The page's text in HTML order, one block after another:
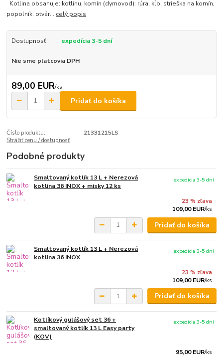
Kotlina obsahuje: kotlinu, komín (dymovod): rúra, kĺb, strieška na komín,
popolník, otvár... celý popis
Dostupnosť expedícia 3-5 dní
Nie sme platcovia DPH
89,00 EUR/ks
Pridať do košíka
Číslo produktu:
21331215LS
Strážiť cenu / dostupnosť
Podobné produkty
Smaltovaný kotlík 13 L + Nerezová
kotlina 36 INOX + misky 12 ks
23 % zľava
109,00 EUR/ks
expedícia 3-5 dní
Pridať do košíka
Smaltovaný kotlík 13 L + Nerezová
kotlina 36 INOX
23 % zľava
109,00 EUR/ks
expedícia 3-5 dní
Pridať do košíka
Kotlíkový gulášový set 36 +
smaltovaný kotlík 13 L Easy party
(KOV)
95,00 EUR/ks
expedícia 3-5 dní